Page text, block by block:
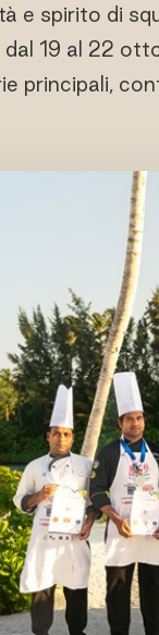
e spirito di
dal 19 al 22
principali,